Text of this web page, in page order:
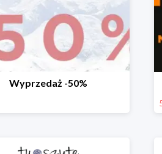
Wyprzedaż -50%